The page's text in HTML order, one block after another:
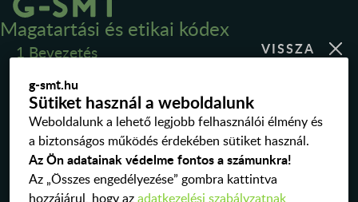
g-smt.hu
Sütiket használ a weboldalunk
Weboldalunk a lehető legjobb felhasználói élmény és
a biztonságos működés érdekében sütiket használ.
Az Ön adatainak védelme fontos a számunkra!
Az „Összes engedélyezése” gombra kattintva
hozzájárul, hogy az adatkezelési szabályzatnak
Magatartási és etikai kódex
1 Bevezetés
adószám: 24816184-2-20; székhely: 8315 Gyenesdiás,
Toldi Miklós utca 5.; a továbbiakban: „Társaság
Magatartási és Etikai Kódexe meghatározza az alapelveket
és viselkedési normákat minden munkavállaló, vezető és
beszállító (a továbbiakban Érintett felek) számára.
Az Érintett felek